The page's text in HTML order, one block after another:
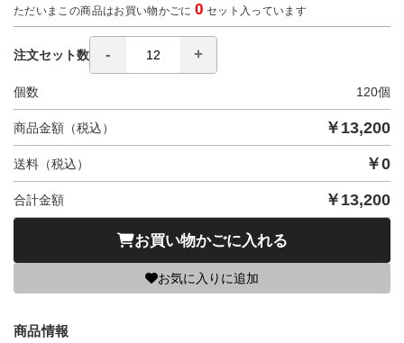
ただいまこの商品はお買い物かごに0 セット入っています
注文セット数
個数 120個
商品金額（税込） ￥ 13,200
送料（税込） ￥0
合計金額 ￥ 13,200
お買い物かごに入れる
お気に入りに追加
商品情報